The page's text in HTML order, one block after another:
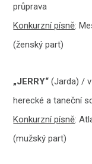
průprava
Konkurzní písně:
(ženský part)
„JERRY“ (Jarda) /
herecké a taneční
Konkurzní písně:
(mužský part)